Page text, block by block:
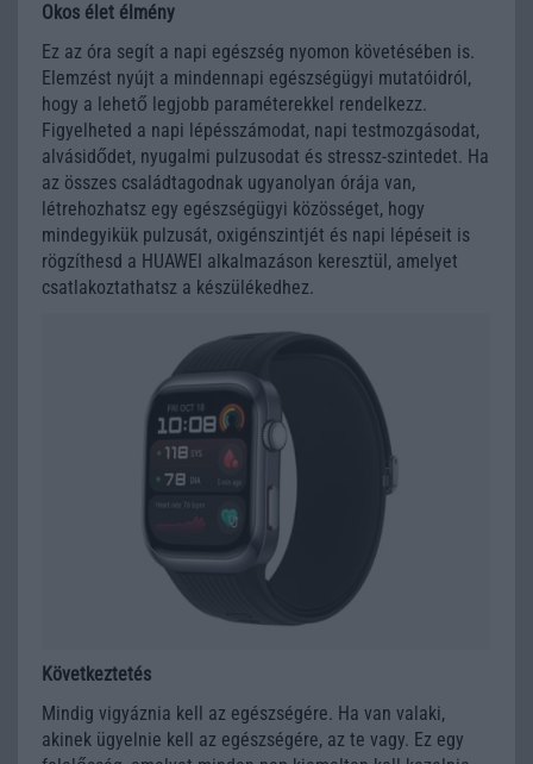
Okos élet élmény
Ez az óra segít a napi egészség nyomon követésében is.
Elemzést nyújt a mindennapi egészségügyi mutatóidról,
hogy a lehető legjobb paraméterekkel rendelkezz.
Figyelheted a napi lépésszámodat, napi testmozgásodat,
alvásidődet, nyugalmi pulzusodat és stressz-szintedet. Ha
az összes családtagodnak ugyanolyan órája van,
létrehozhatsz egy egészségügyi közösséget, hogy
mindegyikük pulzusát, oxigénszintjét és napi lépéseit is
rögzíthesd a HUAWEI alkalmazáson keresztül, amelyet
csatlakoztathatsz a készülékedhez.
Következtetés
Mindig vigyáznia kell az egészségére. Ha van valaki,
akinek ügyelnie kell az egészségére, az te vagy. Ez egy